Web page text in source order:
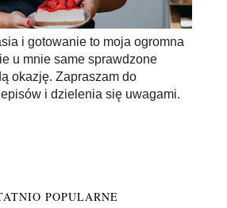
i gotowanie to moja ogromna
u mnie same sprawdzone
okazję. Zapraszam do
i dzielenia się uwagami.
POPULARNE